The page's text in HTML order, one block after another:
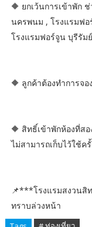
🔶 ยกเว้นการเข้าพัก
นครพนม , โรงแรมฟ
โรงแรมฟอร์จูน บุรีรัมย์
🔶 ลูกค้าต้องทำการจ
🔶 สิทธิ์เข้าพักห้องที่ส
ไม่สามารถเก็บไว้ใช้ค
📌***โรงแรมสงวนสิ
ทราบล่วงหน้า